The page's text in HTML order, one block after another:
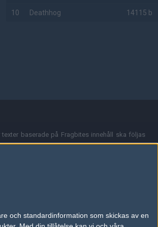
och standardinformation som skickas av en
10 Deathhog 14115 b
baserade på Fragbites innehåll ska följas
med Fragbites åsikter.
till
Cookies sparas även när man deltar i
webbläsares inställningar eller välja att inte